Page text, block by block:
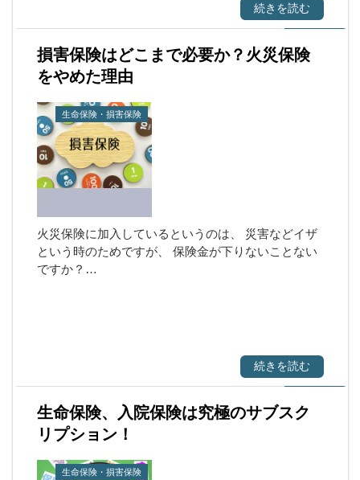
続きを読む
損害保険はどこまで必要か？火災保険
をやめた理由
生命保険・損害保険
火災保険に加入しているというのは、 災害などイザ
という時のためですが、 保険金が下りないことない
ですか？…
続きを読む
生命保険、入院保険は究極のサブスク
リプション！
生命保険・損害保険